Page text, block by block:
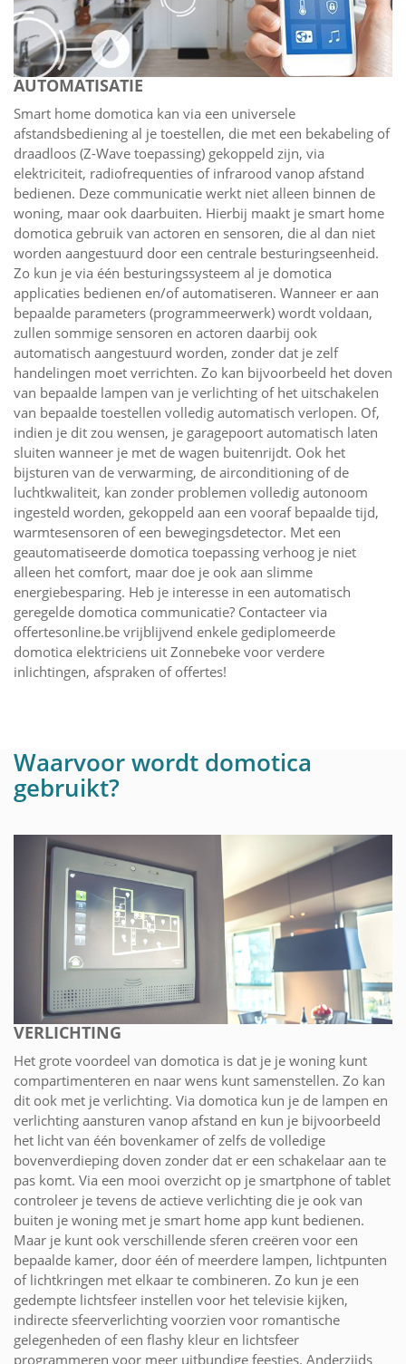
AUTOMATISATIE
Smart home domotica kan via een universele
afstandsbediening al je toestellen, die met een bekabeling of
draadloos (Z-Wave toepassing) gekoppeld zijn, via
elektriciteit, radiofrequenties of infrarood vanop afstand
bedienen. Deze communicatie werkt niet alleen binnen de
woning, maar ook daarbuiten. Hierbij maakt je smart home
domotica gebruik van actoren en sensoren, die al dan niet
worden aangestuurd door een centrale besturingseenheid.
Zo kun je via één besturingssysteem al je domotica
applicaties bedienen en/of automatiseren. Wanneer er aan
bepaalde parameters (programmeerwerk) wordt voldaan,
zullen sommige sensoren en actoren daarbij ook
automatisch aangestuurd worden, zonder dat je zelf
handelingen moet verrichten. Zo kan bijvoorbeeld het doven
van bepaalde lampen van je verlichting of het uitschakelen
van bepaalde toestellen volledig automatisch verlopen. Of,
indien je dit zou wensen, je garagepoort automatisch laten
sluiten wanneer je met de wagen buitenrijdt. Ook het
bijsturen van de verwarming, de airconditioning of de
luchtkwaliteit, kan zonder problemen volledig autonoom
ingesteld worden, gekoppeld aan een vooraf bepaalde tijd,
warmtesensoren of een bewegingsdetector. Met een
geautomatiseerde domotica toepassing verhoog je niet
alleen het comfort, maar doe je ook aan slimme
energiebesparing. Heb je interesse in een automatisch
geregelde domotica communicatie? Contacteer via
offertesonline.be vrijblijvend enkele gediplomeerde
domotica elektriciens uit Zonnebeke voor verdere
inlichtingen, afspraken of offertes!
Waarvoor wordt domotica
gebruikt?
VERLICHTING
Het grote voordeel van domotica is dat je je woning kunt
compartimenteren en naar wens kunt samenstellen. Zo kan
dit ook met je verlichting. Via domotica kun je de lampen en
verlichting aansturen vanop afstand en kun je bijvoorbeeld
het licht van één bovenkamer of zelfs de volledige
bovenverdieping doven zonder dat er een schakelaar aan te
pas komt. Via een mooi overzicht op je smartphone of tablet
controleer je tevens de actieve verlichting die je ook van
buiten je woning met je smart home app kunt bedienen.
Maar je kunt ook verschillende sferen creëren voor een
bepaalde kamer, door één of meerdere lampen, lichtpunten
of lichtkringen met elkaar te combineren. Zo kun je een
gedempte lichtsfeer instellen voor het televisie kijken,
indirecte sfeerverlichting voorzien voor romantische
gelegenheden of een flashy kleur en lichtsfeer
programmeren voor meer uitbundige feestjes. Anderzijds